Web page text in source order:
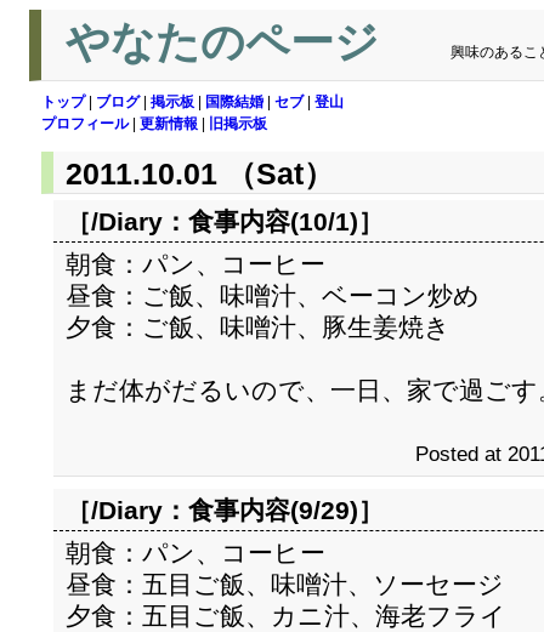
やなたのページ 興味のあるこ
トップ| ブログ| 掲示板 国際結婚 セブ| 登山
プロフィール| 更新情報 旧掲示板
2011.10.01 （Sat）
［/Diary： 食事内容(10/1)］
朝食：パン、コーヒー
昼食：ご飯、味噌汁、ベーコン炒め
夕食：ご飯、味噌汁、豚生姜焼き
まだ体がだるいので、一日、家で過ごす
Posted at
［/Diary： 食事内容(9/29)］
朝食：パン、コーヒー
昼食：五目ご飯、味噌汁、ソーセージ
夕食：五目ご飯、カニ汁、海老フライ